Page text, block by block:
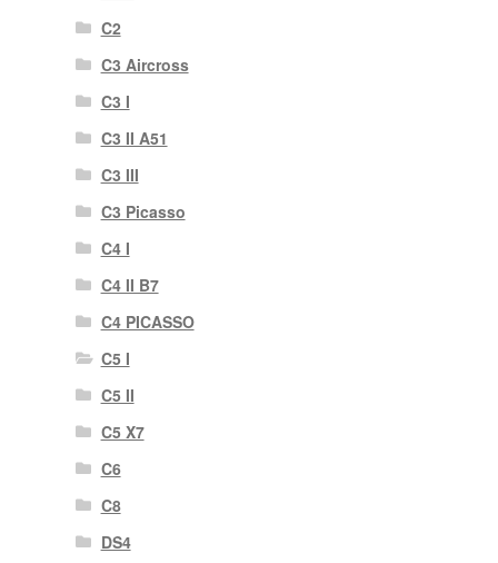
C2
C3 Aircross
C3 I
C3 II A51
C3 III
C3 Picasso
C4 I
C4 II B7
C4 PICASSO
C5 I
C5 II
C5 X7
C6
C8
DS4